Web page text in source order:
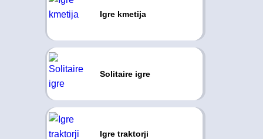
Igre kmetija
Solitaire igre
Igre traktorji